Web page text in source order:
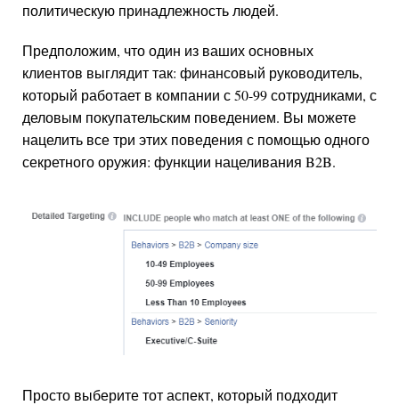
политическую принадлежность людей.
Предположим, что один из ваших основных
клиентов выглядит так: финансовый руководитель,
который работает в компании с 50-99 сотрудниками, с
деловым покупательским поведением. Вы можете
нацелить все три этих поведения с помощью одного
секретного оружия: функции нацеливания B2B.
Просто выберите тот аспект, который подходит